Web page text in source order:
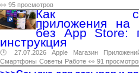
👀 95 просмотров
Как
приложения на
без App Store:
инструкция
🕑 27.07.2026 Apple Магазин
Смартфоны Советы Работе 👀 91